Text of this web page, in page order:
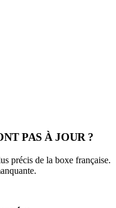
PAS À JOUR ?
précis de la boxe française.